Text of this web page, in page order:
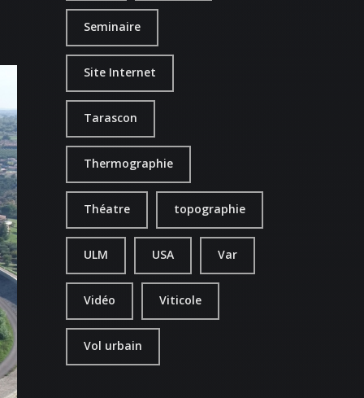
Seminaire
Site Internet
Tarascon
Thermographie
Théatre topographie
ULM USA Var
Vidéo Viticole
Vol urbain